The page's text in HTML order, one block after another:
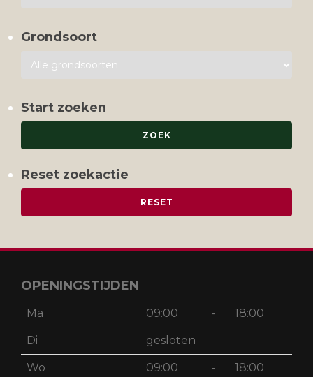
Grondsoort
Start zoeken
Reset zoekactie
OPENINGSTIJDEN
Ma 09:00 - 18:00
Di gesloten
Wo 09:00 - 18:00